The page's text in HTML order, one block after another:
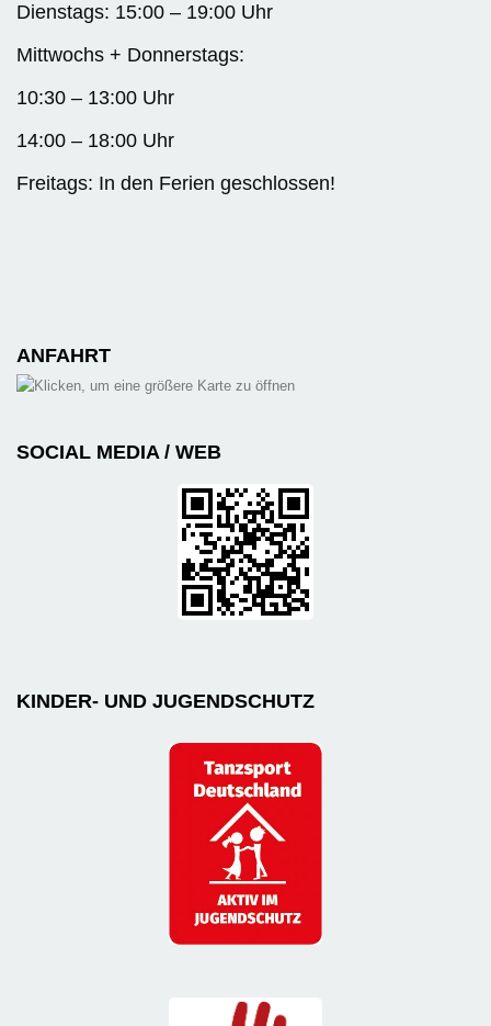
Dienstags: 15:00 – 19:00 Uhr
Mittwochs + Donnerstags:
10:30 – 13:00 Uhr
14:00 – 18:00 Uhr
Freitags: In den Ferien geschlossen!
ANFAHRT
SOCIAL MEDIA / WEB
KINDER- UND JUGENDSCHUTZ